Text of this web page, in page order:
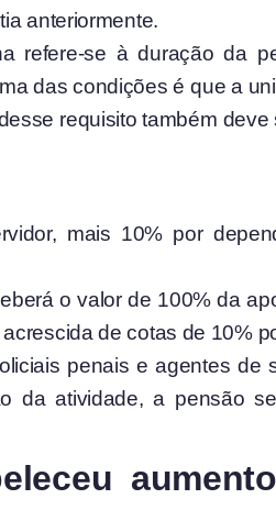
anteriormente.
refere-se à duração da
das condições é que a
requisito também
mais 10% por
o valor de 100% da
de cotas de 10%
penais e agentes de
da atividade, a pensão